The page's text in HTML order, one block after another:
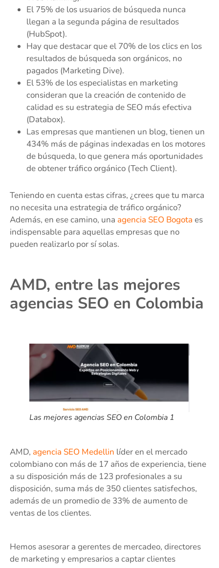
El 75% de los usuarios de búsqueda nunca
llegan a la segunda página de resultados
(HubSpot).
Hay que destacar que el 70% de los clics en los
resultados de búsqueda son orgánicos, no
pagados (Marketing Dive).
El 53% de los especialistas en marketing
consideran que la creación de contenido de
calidad es su estrategia de SEO más efectiva
(Databox).
Las empresas que mantienen un blog, tienen un
434% más de páginas indexadas en los motores
de búsqueda, lo que genera más oportunidades
de obtener tráfico orgánico (Tech Client).
Teniendo en cuenta estas cifras, ¿crees que tu marca
no necesita una estrategia de tráfico orgánico?
Además, en ese camino, una agencia SEO Bogota es
indispensable para aquellas empresas que no
pueden realizarlo por sí solas.
AMD, entre las mejores
agencias SEO en Colombia
Las mejores agencias SEO en Colombia 1
AMD, agencia SEO Medellin líder en el mercado
colombiano con más de 17 años de experiencia, tiene
a su disposición más de 123 profesionales a su
disposición, suma más de 350 clientes satisfechos,
además de un promedio de 33% de aumento de
ventas de los clientes.
Hemos asesorar a gerentes de mercadeo, directores
de marketing y empresarios a captar clientes